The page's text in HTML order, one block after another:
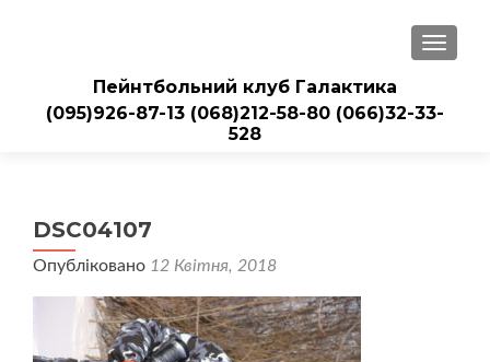
Пейнтбольний клуб Галактика
(095)926-87-13 (068)212-58-80 (066)32-33-
528
DSC04107
Опубліковано 12 Квітня, 2018